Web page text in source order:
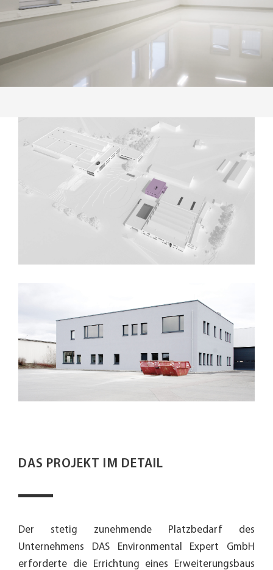
DAS PROJEKT IM DETAIL
Der stetig zunehmende Platzbedarf des
Unternehmens DAS Environmental Expert GmbH
erforderte die Errichtung eines Erweiterungsbaus